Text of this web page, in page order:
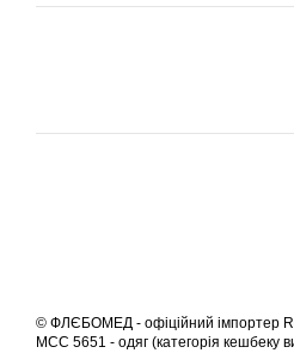
© ФЛЄБОМЕД - офіційний імпортер
MCC 5651 - одяг (категорія кешбеку